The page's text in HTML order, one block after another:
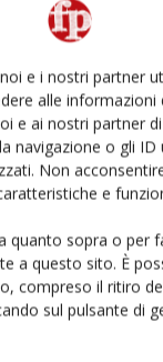
e i nostri partner
alle informazioni
e ai nostri partner
navigazione o gli ID
Non
e
quanto sopra o per
a questo sito. È
compreso il ritiro
sul pulsante di
entro 24 ore.
insalatine è
della gamma
o del
(nomi, foto e
e confezionata a
di un tempo.
iscriviti alla